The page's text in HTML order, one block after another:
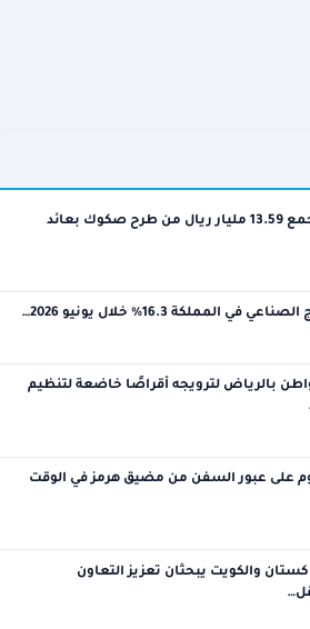
بنك الرياض يجمع 13.59 مليار ريال من طرح صكوك بعائد
المملكة 16.3% خلال يونيو 2026…
بالرياض لترويجه أقراصًا خاضعة لتنظيم
على عبور السفن من مضيق هرمز في الوقت
والكويت يبحثان تعزيز التعاون